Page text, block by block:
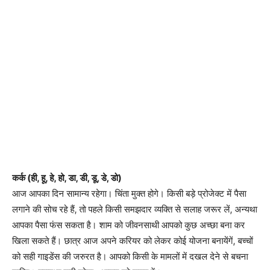
कर्क (ही, हू, हे, हो, डा, डी, डू, डे, डो)
आज आपका दिन सामान्य रहेगा। चिंता मुक्त होगे। किसी बड़े प्रोजेक्ट में पैसा
लगाने की सोच रहे हैं, तो पहले किसी समझदार व्यक्ति से सलाह जरूर लें, अन्यथा
आपका पैसा फंस सकता है। शाम को जीवनसाथी आपको कुछ अच्छा बना कर
खिला सकते हैं। छात्र आज अपने करियर को लेकर कोई योजना बनायेंगें, बच्चों
को सही गाइडेंस की जरुरत है। आपको किसी के मामलों में दखल देने से बचना